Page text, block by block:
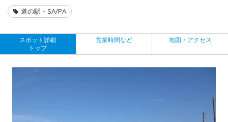
道の駅・SA/PA
スポット詳細
トップ
営業時間など 地図・アクセス